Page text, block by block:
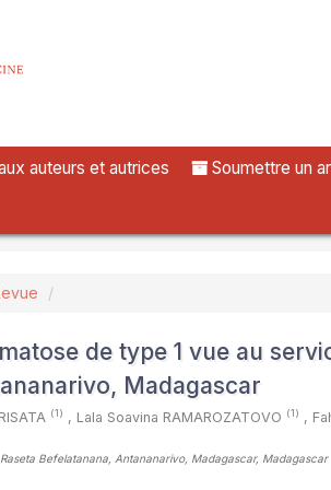
auteurs et autrices Soumettre un
de type 1 vue au
Madagascar
(1) , Lala Soavina RAMAROZATOVO (1) ,
Befelatanana, Antananarivo, Madagascar, Madagascar